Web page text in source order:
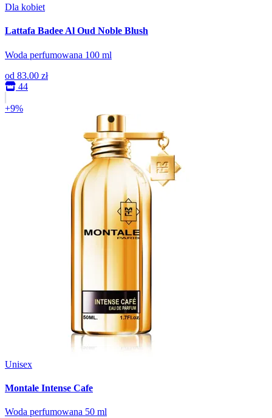
Dla kobiet
Lattafa Badee Al Oud Noble Blush
Woda perfumowana 100 ml
od 83.00 zł
44
+9%
Unisex
Montale Intense Cafe
Woda perfumowana 50 ml